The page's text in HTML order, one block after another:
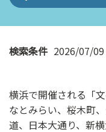
の
ク
ス
検索条件 2026/07/09
横浜で開催される「
なとみらい、桜木町
道、日本大通り、新